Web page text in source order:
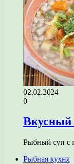
02.02.2024
0
Вкусный
Рыбный суп с
Рыбная кухня